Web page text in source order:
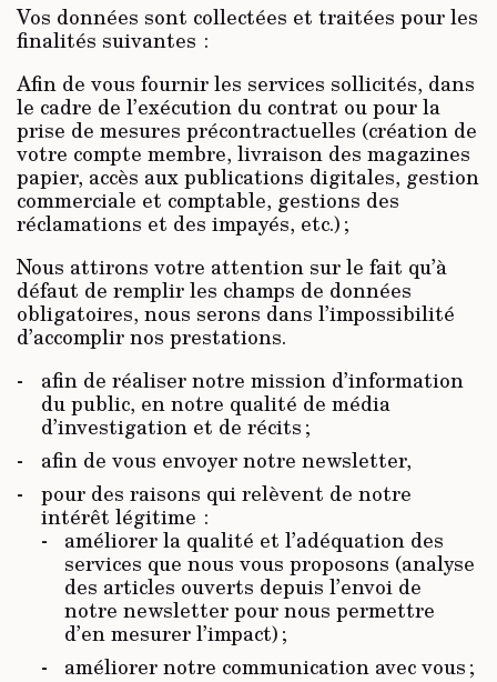
Vos données sont collectées et traitées pour les
finalités suivantes :
Afin de vous fournir les services sollicités, dans
le cadre de l’exécution du contrat ou pour la
prise de mesures précontractuelles (création de
votre compte membre, livraison des magazines
papier, accès aux publications digitales, gestion
commerciale et comptable, gestions des
réclamations et des impayés, etc.) ;
Nous attirons votre attention sur le fait qu’à
défaut de remplir les champs de données
obligatoires, nous serons dans l’impossibilité
d’accomplir nos prestations.
afin de réaliser notre mission d’information
du public, en notre qualité de média
d’investigation et de récits ;
afin de vous envoyer notre newsletter,
pour des raisons qui relèvent de notre
intérêt légitime :
améliorer la qualité et l’adéquation des
services que nous vous proposons (analyse
des articles ouverts depuis l’envoi de
notre newsletter pour nous permettre
d’en mesurer l’impact) ;
améliorer notre communication avec vous ;